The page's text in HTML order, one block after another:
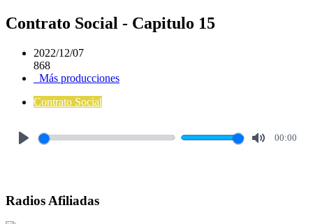
Contrato Social - Capitulo 15
2022/12/07
868
Más producciones
Contrato Social
00:00
Radios Afiliadas